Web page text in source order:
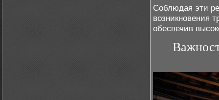
Соблюдая эти
возникновения
обеспечив